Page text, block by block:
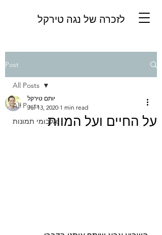
לזכרה של נגה טירקל
Post
All Posts
אלבומי תמונות
All Posts
על החיים ועל המוות
יותם טירקל
Jul 13, 2020 1 min read